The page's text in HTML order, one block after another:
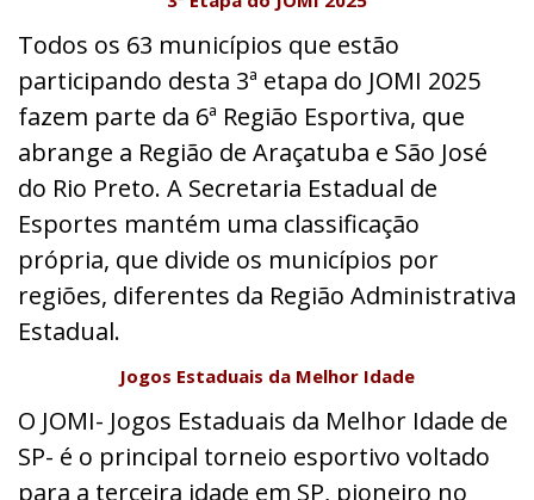
Todos os 63 municípios que estão
participando desta 3ª etapa do JOMI 2025
fazem parte da 6ª Região Esportiva, que
abrange a Região de Araçatuba e São José
do Rio Preto. A Secretaria Estadual de
Esportes mantém uma classificação
própria, que divide os municípios por
regiões, diferentes da Região Administrativa
Estadual.
Jogos Estaduais da Melhor Idade
O JOMI- Jogos Estaduais da Melhor Idade de
SP- é o principal torneio esportivo voltado
para a terceira idade em SP, pioneiro no